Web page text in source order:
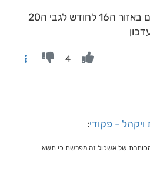
גפס הערב עם מערכת גשם באזור ה16 לחודש לגבי ה20
4
- פקודי:
הכותרת של אשכול זה מפרשת כי תשא